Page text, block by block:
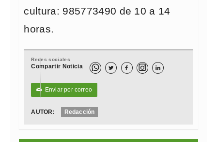
cultura: 985773490 de 10 a 14
horas.
Redes sociales
Compartir Noticia   
✉ Enviar por correo
AUTOR: Redacción